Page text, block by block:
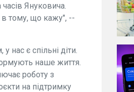
Януковича.
тому, що кажу", --
нас є спільні діти.
наше життя.
роботу з
на підтримку